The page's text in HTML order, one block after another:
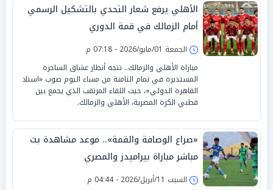
الأهلي يرفع شعار التحدي بالتشكيل الرسمي
أمام الزمالك في قمة الدوري
الجمعة 01/مايو/2026 - 07:18 م
مباراة الأهلي والزمالك.. تتجه أنظار عشاق الساحرة
المستديرة في تمام الثامنة من مساء اليوم صوب «استاد
القاهرة الدولي»، حيث اللقاء المرتقب الذي يجمع بين
قطبي الكرة المصرية، الأهلي والزمالك.
«صراع الوصافة والقمة».. موعد مشاهدة بث
مباشر مباراة بيراميدز والمصري
السبت 11/أبريل/2026 - 04:44 م